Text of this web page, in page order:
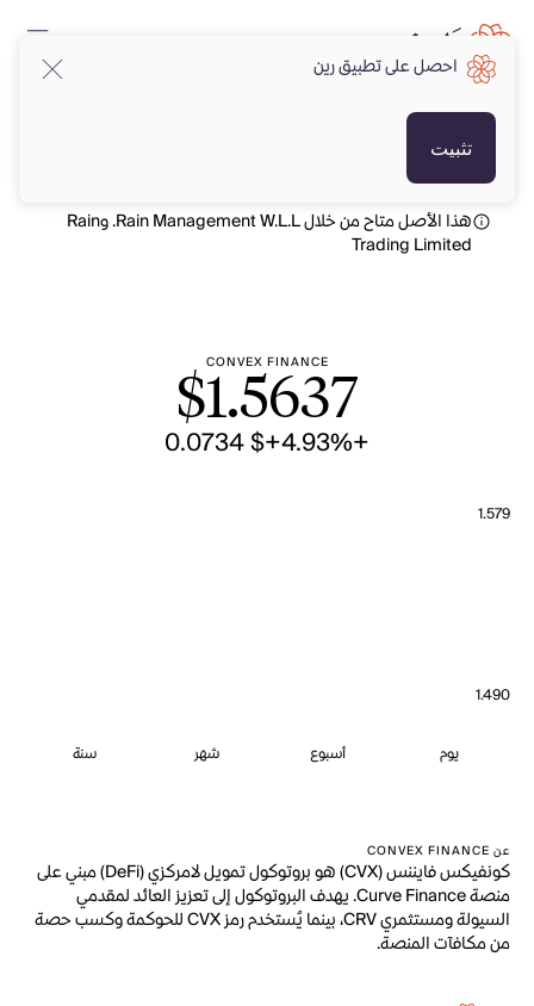
هذا الأصل متاح من خلال Rain Management W.L.L. وRain
Trading Limited
CONVEX FINANCE
$1.5637
+4.93%
+$ 0.0734
1.579
1.490
يوم أسبوع شهر سنة
عن CONVEX FINANCE
كونفيكس فايننس (CVX) هو بروتوكول تمويل لامركزي (DeFi) مبني على
منصة Curve Finance. يهدف البروتوكول إلى تعزيز العائد لمقدمي
السيولة ومستثمري CRV، بينما يُستخدم رمز CVX للحوكمة وكسب حصة
من مكافآت المنصة.
احصل على تطبيق رين
تثبيت